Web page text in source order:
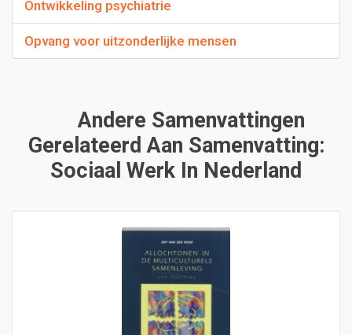
Ontwikkeling psychiatrie
Opvang voor uitzonderlijke mensen
Andere Samenvattingen
Gerelateerd Aan Samenvatting:
Sociaal Werk In Nederland